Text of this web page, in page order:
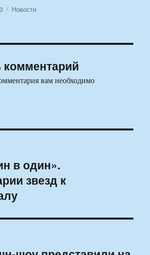
Рубрики
Новости
комментарий
вам необходимо
в один».
звезд к